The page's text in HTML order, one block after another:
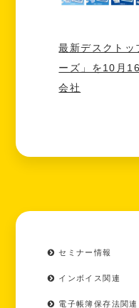
最新デスクトッ
ーズ」を10月
会社
セミナー情報
インボイス関連
電子帳簿保存法関連